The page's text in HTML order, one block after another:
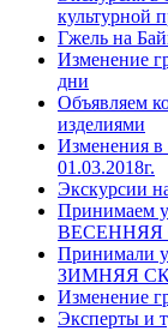
культурной
Гжель на
Изменение
дни
Объявляем
изделиями
Изменения в
01.03.2018г.
Экскурсии
Принимаем
ВЕСЕННЯЯ
Принимали
ЗИМНЯЯ
Изменение
Эксперты и